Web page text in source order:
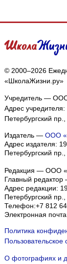
© 2000–2026
«ШколаЖизни.ру»
Учредитель —
Адрес учредителя:
Петербургский
Издатель — ООО
Адрес издателя:
Петербургский
Редакция — ООО
Главный
Адрес редакции:
Петербургский
Телефон:+7 812
Электронная
Политика
Пользовательское
О фотографиях и